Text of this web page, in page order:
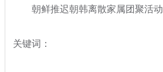
朝鲜推迟朝韩离散家属团聚活动
关键词：